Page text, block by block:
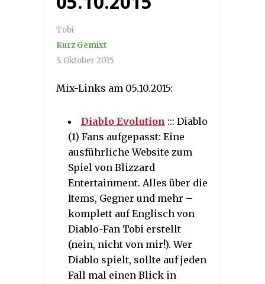
Tobi
Kurz Gemixt
5. Oktober 2015
Mix-Links am 05.10.2015:
Diablo Evolution ::: Diablo
(1) Fans aufgepasst: Eine
ausführliche Website zum
Spiel von Blizzard
Entertainment. Alles über die
Items, Gegner und mehr –
komplett auf Englisch von
Diablo-Fan Tobi erstellt
(nein, nicht von mir!). Wer
Diablo spielt, sollte auf jeden
Fall mal einen Blick in